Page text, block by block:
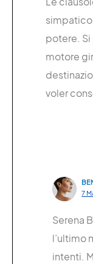
potere. Si
motore
voler
7
Serena
l’ultimo
intenti.